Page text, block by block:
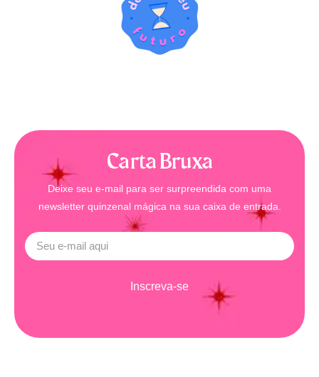
Carta Bruxa
Deixe seu e-mail para ser surpreendida com uma
newsletter quinzenal mágica na sua caixa de entrada.
Inscreva-se